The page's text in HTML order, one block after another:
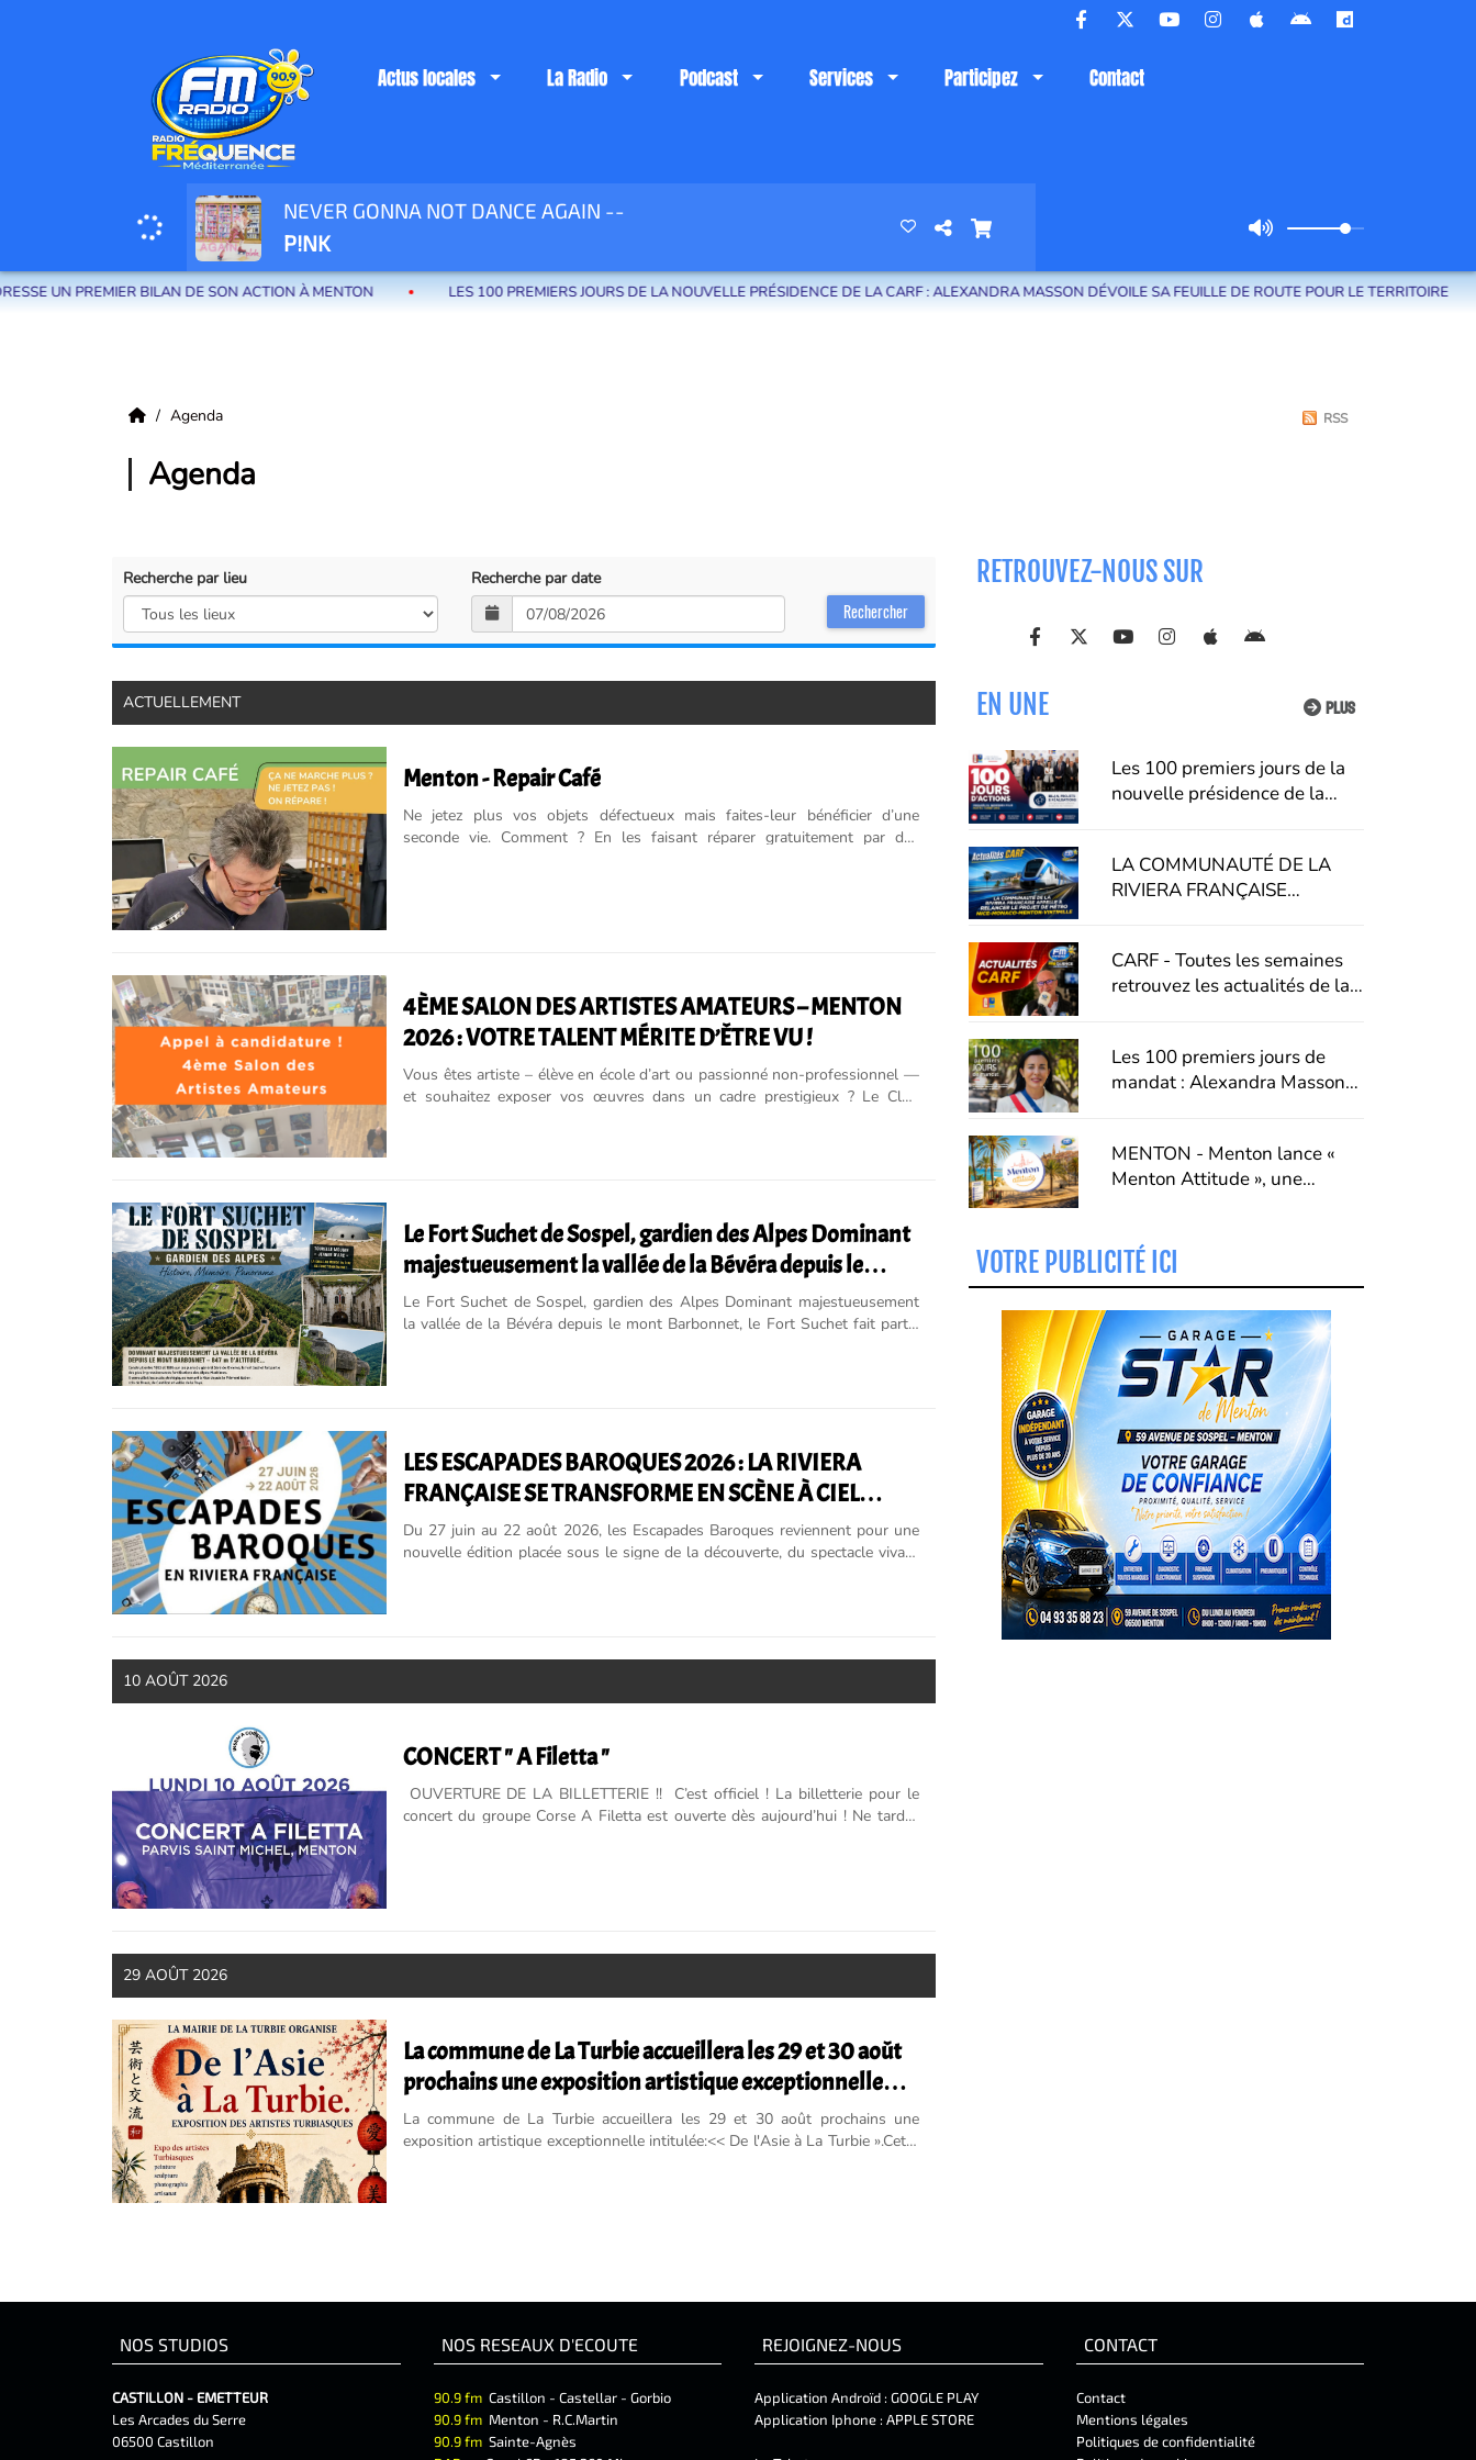
Radio Fréquence Méditerranée la radio de menton et des communes de la riviera française
Actus locales La Radio Podcast Services Participez Contact
NEVER GONNA NOT DANCE AGAIN --
P!NK
BILAN DE SON ACTION À MENTON LES 100 PREMIERS JOURS DE LA NOUVELLE PRÉSIDENCE DE LA CARF : ALEXANDRA MASSON DÉVOILE SA FEUILLE DE ROUTE POUR LE TERRITOIRE LA
Agenda
Agenda
RSS
Recherche par lieu Recherche par date
ACTUELLEMENT
Menton - Repair Café
Ne jetez plus vos objets défectueux mais faites-leur bénéficier d’une
seconde vie. Comment ? En les faisant réparer gratuitement par des
4ÈME SALON DES ARTISTES AMATEURS – MENTON
2026 : VOTRE TALENT MÉRITE D’ÊTRE VU !
Vous êtes artiste – élève en école d’art ou passionné non-professionnel —
et souhaitez exposer vos œuvres dans un cadre prestigieux ? Le Club
Le Fort Suchet de Sospel, gardien des Alpes Dominant
majestueusement la vallée de la Bévéra depuis le
mont Barbonnet
Le Fort Suchet de Sospel, gardien des Alpes Dominant majestueusement
la vallée de la Bévéra depuis le mont Barbonnet, le Fort Suchet fait partie
LES ESCAPADES BAROQUES 2026 : LA RIVIERA
FRANÇAISE SE TRANSFORME EN SCÈNE À CIEL
OUVERT
Du 27 juin au 22 août 2026, les Escapades Baroques reviennent pour une
nouvelle édition placée sous le signe de la découverte, du spectacle vivant
10 AOÛT 2026
CONCERT " A Filetta "
OUVERTURE DE LA BILLETTERIE !! C’est officiel ! La billetterie pour le
concert du groupe Corse A Filetta est ouverte dès aujourd’hui ! Ne tardez
29 AOÛT 2026
La commune de La Turbie accueillera les 29 et 30 août
prochains une exposition artistique exceptionnelle
intitulée: << De l'Asie à La Turbie ».
La commune de La Turbie accueillera les 29 et 30 août prochains une
exposition artistique exceptionnelle intitulée:<< De l'Asie à La Turbie ».Cette
RETROUVEZ-NOUS SUR
PLUS
EN UNE
Les 100 premiers jours de la
nouvelle présidence de la
pour le territoire
LA COMMUNAUTÉ DE LA
RIVIERA FRANÇAISE
MONACO-MENTON-
VINTIMILLE
CARF - Toutes les semaines
retrouvez les actualités de la
Française.
Les 100 premiers jours de
mandat : Alexandra Masson
MENTON - Menton lance «
Menton Attitude », une
vivre
VOTRE PUBLICITÉ ICI
NOS STUDIOS
CASTILLON - EMETTEUR
Les Arcades du Serre
06500 Castillon
NOS RESEAUX D'ECOUTE
90.9 fm Castillon - Castellar - Gorbio
90.9 fm Menton - R.C.Martin
90.9 fm Sainte-Agnès
REJOIGNEZ-NOUS
Application Androïd : GOOGLE PLAY
Application Iphone : APPLE STORE
CONTACT
Contact
Mentions légales
Politiques de confidentialité